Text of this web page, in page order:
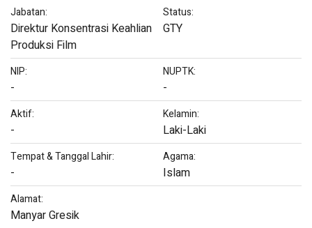
Jabatan:
Direktur Konsentrasi Keahlian
Produksi Film
Status:
GTY
NIP:
-
NUPTK:
-
Aktif:
-
Kelamin:
Laki-Laki
Tempat & Tanggal Lahir:
-
Agama:
Islam
Alamat:
Manyar Gresik